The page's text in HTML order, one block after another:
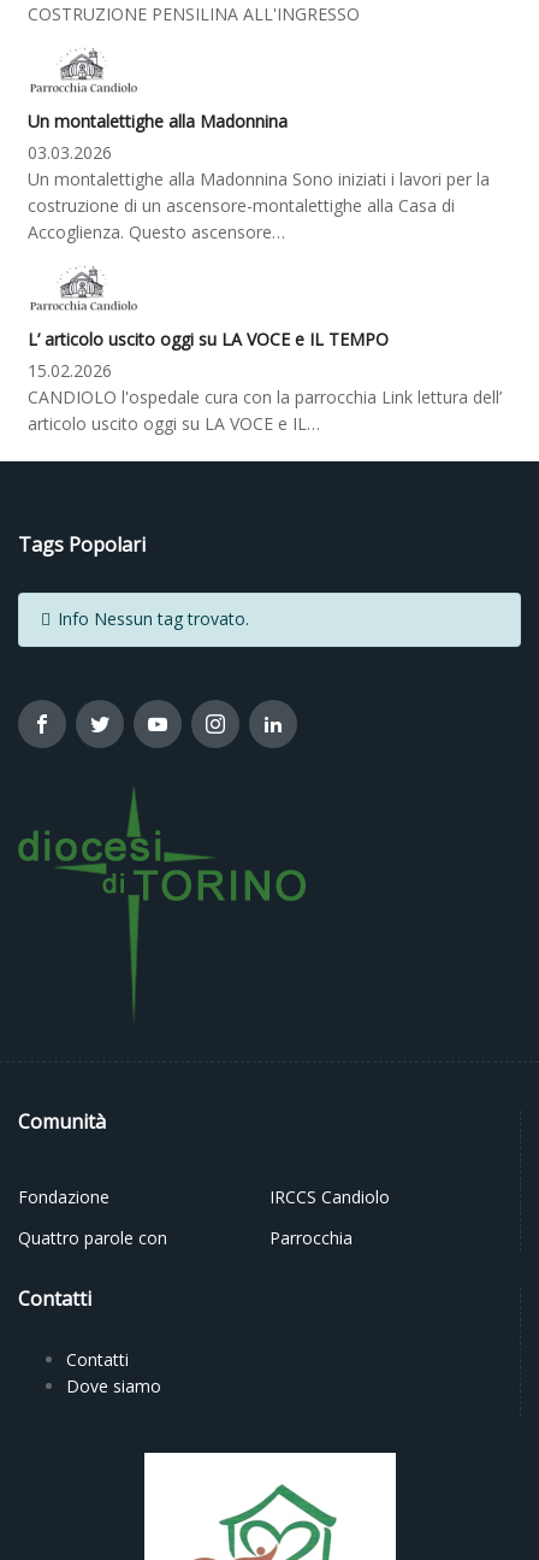
COSTRUZIONE PENSILINA ALL'INGRESSO
Un montalettighe alla Madonnina
03.03.2026
Un montalettighe alla Madonnina Sono iniziati i lavori per la
costruzione di un ascensore-montalettighe alla Casa di
Accoglienza. Questo ascensore…
L’ articolo uscito oggi su LA VOCE e IL TEMPO
15.02.2026
CANDIOLO l'ospedale cura con la parrocchia Link lettura dell’
articolo uscito oggi su LA VOCE e IL…
Tags Popolari
Info Nessun tag trovato.
Comunità
Fondazione
IRCCS Candiolo
Quattro parole con
Parrocchia
Contatti
Contatti
Dove siamo